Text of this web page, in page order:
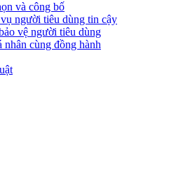
và công bố
người tiêu dùng tin cậy
vệ người tiêu dùng
nhân cùng đồng hành